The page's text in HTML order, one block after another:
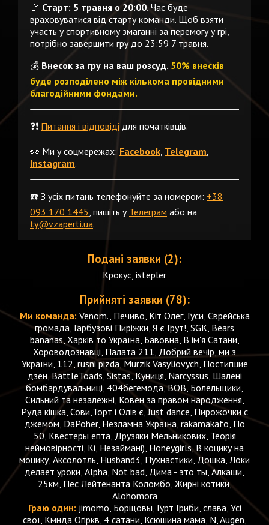
🚩 Старт: 5 травня о 20:00.Час буде
враховуватися від старту команди. Щоб взяти
участь у спортивному змаганні за перемогу у грі,
потрібно завершити гру до 23:59 7 травня.
💰 Внесок за гру на ваш розсуд. 50% внесків
буде розподілено між кількома провідними
благодійними фондами.
❓❗️ Питання і відповіді для початківців.
👀 Ми у соцмережах: Facebook, Telegram,
Instagram.
☎️ З усіх питань телефонуйте за номером: +38
093 170 1445, пишіть у Телеграм або на
ty@vzaperti.ua.
Подані заявки (2):
Крокус, istepler
Прийняті заявки (78):
Ми команда: Venom., Печиво, Кіт Олег, Гуси, Єврейська
громада, Гарбузові Пиріжки, Я є Грут!, SGK, Bears
bananas, Харків то Україна, Бавовна, В ім'я Сатани,
Хороводознавці, Палата 211, Добрий вечір, ми з
України, 112, rusni pizda, Murzik Vasyliovych, Постигшие
дзен, BattleToads, Sistas, Куниця, Narcyssus, Шалені
бомбардувальниці, 404бегемода, BOB, Болельщики,
Сильний та незалежні, Ковен за правом народження,
Руда кішка, Сови,Торт і Олів'є, Just dance, Пирожочки с
джемом, DaPoher, Незламна Україна, rakamakafo, По
50, Квестеры епта, Друзяки Мельникових, Теорія
неймовірності, Кі, Незаймані), Honeygirls, В коцику на
моцику, Аксолотль, Husband3, Пухнастики, Дошка, Локи
делает уроки, Alpha, Not bad, Дима - это ты, Алкаши,
25км, Пес Лейтенанта Коломбо, Жирні котики,
Alohomora
Граю один: jimomo, Борщовы, Гурт Гриби, слава, Усі
свої, Кмнда Огіркв, 4 сатани, Ксюшина мама, N, Augen,